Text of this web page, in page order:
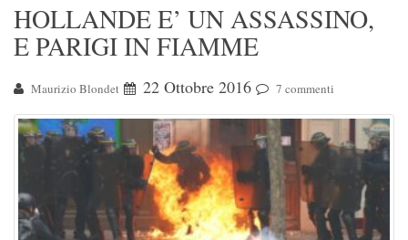
HOLLANDE E’ UN ASSASSINO,
E PARIGI IN FIAMME
Maurizio Blondet 22 Ottobre 2016 7 commenti